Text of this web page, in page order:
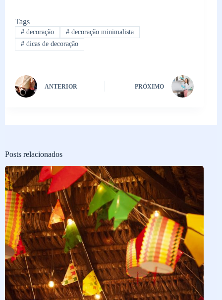
Tags
#decoração #decoração minimalista
#dicas de decoração
ANTERIOR PRÓXIMO
Posts relacionados